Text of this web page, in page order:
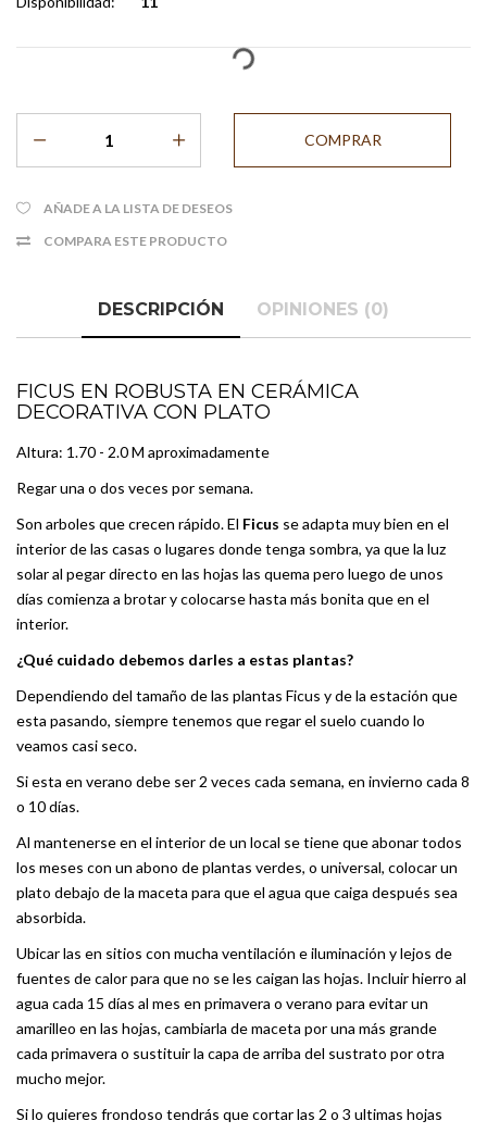
AÑADE A LA LISTA DE DESEOS
COMPARA ESTE PRODUCTO
DESCRIPCIÓN OPINIONES (0)
FICUS EN ROBUSTA EN CERÁMICA
DECORATIVA CON PLATO
Altura: 1.70 - 2.0 M aproximadamente
Regar una o dos veces por semana.
Son arboles que crecen rápido. El Ficus se adapta muy bien en el
interior de las casas o lugares donde tenga sombra, ya que la luz
solar al pegar directo en las hojas las quema pero luego de unos
días comienza a brotar y colocarse hasta más bonita que en el
interior.
¿Qué cuidado debemos darles a estas plantas?
Dependiendo del tamaño de las plantas Ficus y de la estación que
esta pasando, siempre tenemos que regar el suelo cuando lo
veamos casi seco.
Si esta en verano debe ser 2 veces cada semana, en invierno cada 8
o 10 días.
Al mantenerse en el interior de un local se tiene que abonar todos
los meses con un abono de plantas verdes, o universal, colocar un
plato debajo de la maceta para que el agua que caiga después sea
absorbida.
Ubicar las en sitios con mucha ventilación e iluminación y lejos de
fuentes de calor para que no se les caigan las hojas. Incluir hierro al
agua cada 15 días al mes en primavera o verano para evitar un
amarilleo en las hojas, cambiarla de maceta por una más grande
cada primavera o sustituir la capa de arriba del sustrato por otra
mucho mejor.
Si lo quieres frondoso tendrás que cortar las 2 o 3 ultimas hojas